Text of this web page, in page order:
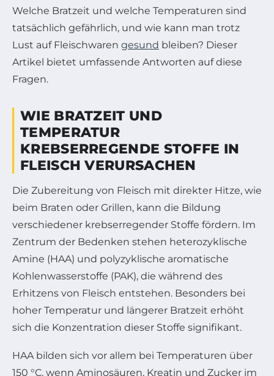
Welche Bratzeit und welche Temperaturen sind
tatsächlich gefährlich, und wie kann man trotz
Lust auf Fleischwaren gesund bleiben? Dieser
Artikel bietet umfassende Antworten auf diese
Fragen.
WIE BRATZEIT UND
TEMPERATUR
KREBSERREGENDE STOFFE IN
FLEISCH VERURSACHEN
Die Zubereitung von Fleisch mit direkter Hitze, wie
beim Braten oder Grillen, kann die Bildung
verschiedener krebserregender Stoffe fördern. Im
Zentrum der Bedenken stehen heterozyklische
Amine (HAA) und polyzyklische aromatische
Kohlenwasserstoffe (PAK), die während des
Erhitzens von Fleisch entstehen. Besonders bei
hoher Temperatur und längerer Bratzeit erhöht
sich die Konzentration dieser Stoffe signifikant.
HAA bilden sich vor allem bei Temperaturen über
150 °C, wenn Aminosäuren, Kreatin und Zucker im